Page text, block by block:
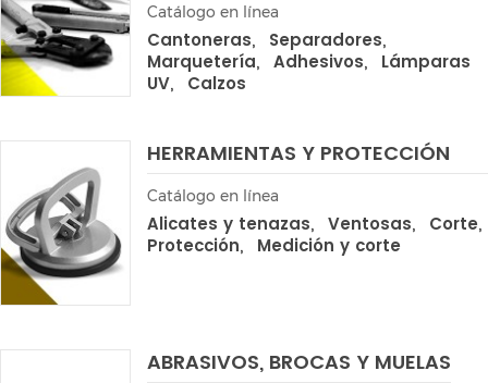
Catálogo en línea
Cantoneras
Separadores
Marquetería
Adhesivos
Lámparas
UV
Calzos
HERRAMIENTAS Y PROTECCIÓN
Catálogo en línea
Alicates y tenazas Ventosas
Corte
Protección
Medición y corte
ABRASIVOS, BROCAS Y MUELAS